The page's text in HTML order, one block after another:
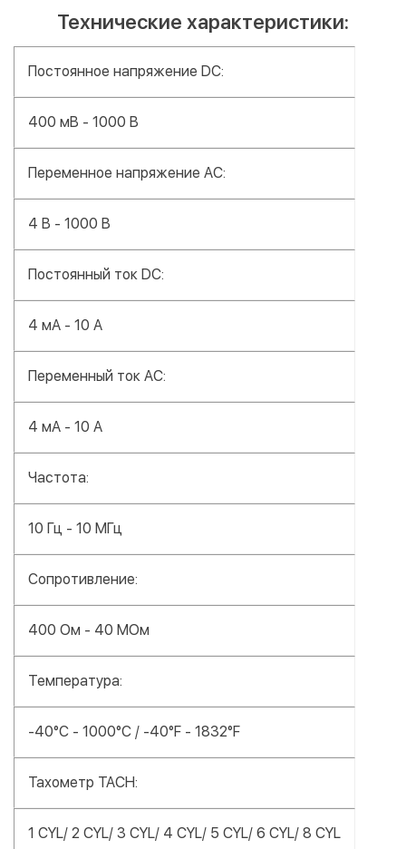
Технические характеристики:
Постоянное напряжение DC:
400 мВ - 1000 В
Переменное напряжение AC:
4 В - 1000 В
Постоянный ток DC:
4 мА - 10 А
Переменный ток AC:
4 мА - 10 А
Частота:
10 Гц - 10 МГц
Сопротивление:
400 Ом - 40 МОм
Температура:
-40°С - 1000°С / -40°F - 1832°F
Тахометр TACH:
1 CYL/ 2 CYL/ 3 CYL/ 4 CYL/ 5 CYL/ 6 CYL/ 8 CYL